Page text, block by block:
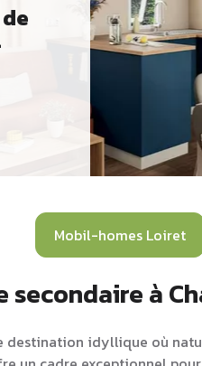
Mobil-homes Loiret
secondaire à
destination idyllique où